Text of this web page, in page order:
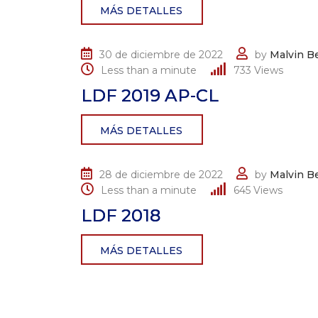
MÁS DETALLES
30 de diciembre de 2022 by Malvin
Less than a minute
733 Views
LDF 2019 AP-CL
MÁS DETALLES
28 de diciembre de 2022 by Malvin
Less than a minute
645 Views
LDF 2018
MÁS DETALLES